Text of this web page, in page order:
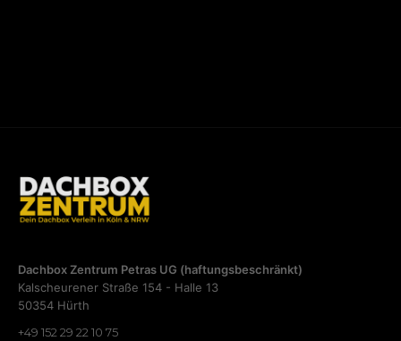
Dachbox Zentrum Petras UG (haftungsbeschränkt)
Kalscheurener Straße 154 - Halle 13
50354 Hürth
+49 152 29 22 10 75